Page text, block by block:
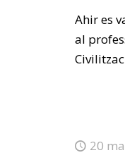
Ahir es
al
20